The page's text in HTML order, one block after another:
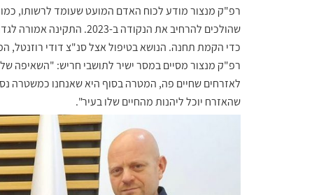
רפ"ק מנצור מודע לכוח האדם המועט שעומד לרשותו,
כדי הקמת תחנה. הנושא בטיפול אצל סנ"צ דודי רוזנטל,
רפ"ק מנצור מסיים במסר ישיר לתושבי חריש: "השאיפה
לאזרחים שחיים פה, המטרה בסוף היא שאנחנו כמשטרה
שהאזרח יוכל ליהנות מהחיים שלו בעיר".